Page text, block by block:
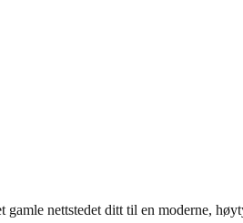
nettstedet ditt til en moderne,